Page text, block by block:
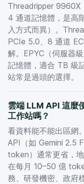
Threadripper 9960X
4 通道記憶體，是高
入方式而異）。
PCIe 5.0、8 通道
解。EPYC（伺服器
記憶體，適合 TB 級
站常是過頭的選擇。
雲端 LLM API 這麼
工作站嗎？
看資料能不能出區網
API（如 Gemini 2.5
token）通常更省，
在每月 10–50 億
務、研發機密、政府